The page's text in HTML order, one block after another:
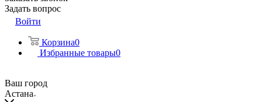
Задать вопрос
Войти
Корзина0
Избранные товары0
Ваш город
Астана